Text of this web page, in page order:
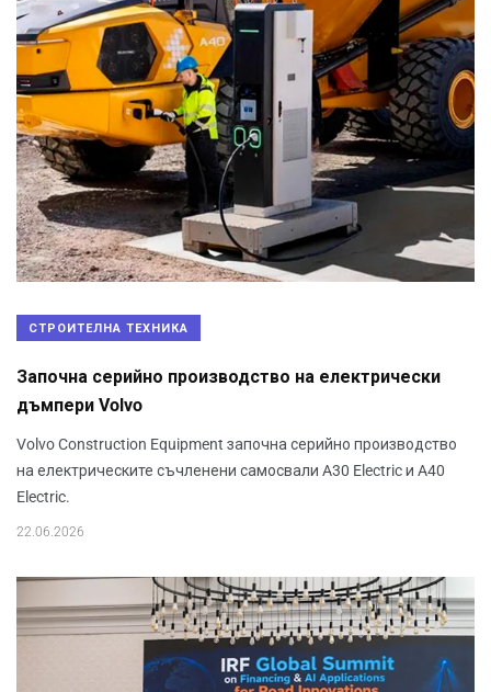
СТРОИТЕЛНА ТЕХНИКА
Започна серийно производство на електрически
дъмпери Volvo
Volvo Construction Equipment започна серийно производство
на електрическите съчленени самосвали A30 Electric и A40
Electric.
22.06.2026